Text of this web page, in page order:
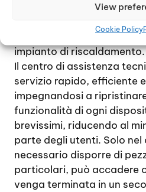
View
Cookie Policy
soddisfazione di ogni
funzionamento della
impianto di riscaldamento.
Il centro di assistenza
servizio rapido, efficiente
impegnandosi a
funzionalità di ogni
brevissimi, riducendo al
parte degli utenti. Solo nel
necessario disporre di
particolari, può accadere
venga terminata in un